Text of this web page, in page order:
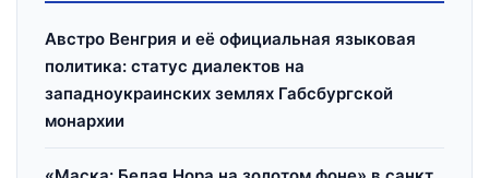
Австро Венгрия и её официальная языковая
политика: статус диалектов на
западноукраинских землях Габсбургской
монархии